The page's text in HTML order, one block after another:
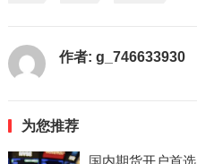
作者: g_746633930
为您推荐
国内期货开户首选